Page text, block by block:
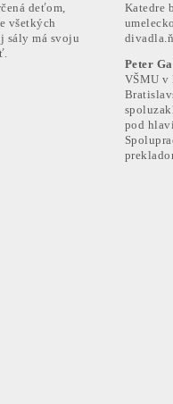
deťom,
všetkých
sály má svoju
Katedre
divadla.ň
Peter
VŠMU v
pod